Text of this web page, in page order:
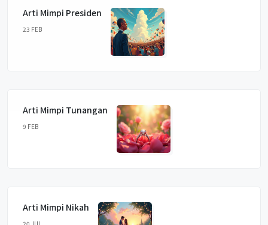
Arti Mimpi Presiden
23 FEB
Arti Mimpi Tunangan
9 FEB
Arti Mimpi Nikah